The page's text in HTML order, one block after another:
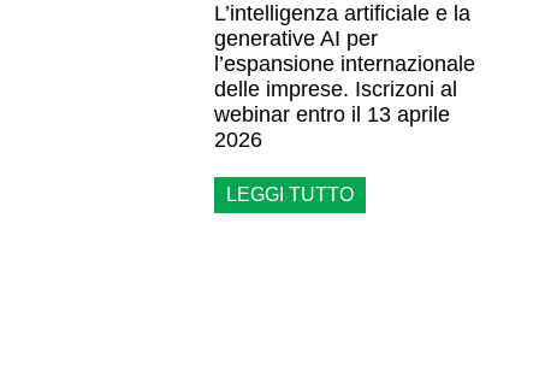
L’intelligenza artificiale e la
generative AI per
l’espansione internazionale
delle imprese. Iscrizoni al
webinar entro il 13 aprile
2026
LEGGI TUTTO